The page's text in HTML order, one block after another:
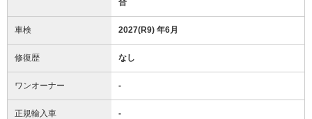
車検 2027(R9) 年6月
修復歴 なし
ワンオーナー -
正規輸入車 -